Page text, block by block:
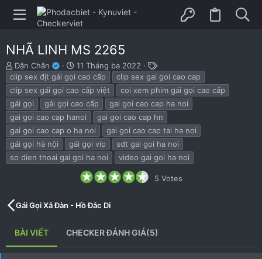
NHÃ LINH MS 2265
B
ắ
t
đ
ầ
u
Dận Chân
N
g
à
y
b
ắ
t
đ
ầ
u
11 Tháng ba 2022
T
h
ẻ
clip sex địt gái gọi cao cấp
clip sex gai goi cao cap
clip sex gái gọi cao cấp việt
coi xem phim gái gọi cao cấp
gái gọi
gái gọi cao cấp
gai goi cao cap ha noi
gai goi cao cap hanoi
gai goi cao cap hn
gai goi cao cap o ha noi
gai goi cao cap tai ha noi
gái gọi hà nội
gái gọi vip
sdt gai goi ha noi
so dien thoai gai goi ha noi
video gai goi ha noi
4
a
r
(
5 Votes
Gái Gọi Xã Đàn - Hồ Đắc Di
BÀI VIẾT CHECKER ĐÁNH GIÁ(5)